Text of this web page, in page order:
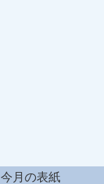
今月の表紙